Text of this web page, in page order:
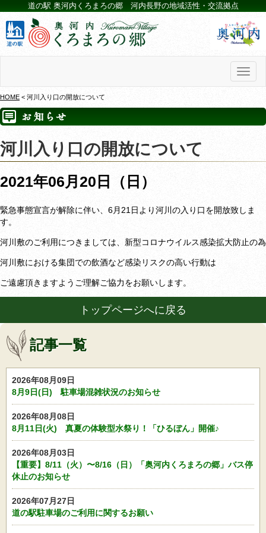
道の駅 奥河内くろまろの郷 河内長野の地域活性・交流拠点
HOME < 河川入り口の開放について
河川入り口の開放について
2021年06月20日（日）
緊急事態宣言が解除に伴い、6月21日より河川の入り口を開放致しま
す。
河川敷のご利用につきましては、新型コロナウイルス感染拡大防止の為
河川敷における集団での飲酒など感染リスクの高い行動は
ご遠慮頂きますようご理解ご協力をお願いします。
トップページへに戻る
記事一覧
2026年08月09日
8月9日(日) 駐車場混雑状況のお知らせ
2026年08月08日
8月11日(火) 真夏の体験型水祭り！「ひるぼん」開催♪
2026年08月03日
【重要】8/11（火）〜8/16（日）「奥河内くろまろの郷」バス停
休止のお知らせ
2026年07月27日
道の駅駐車場のご利用に関するお願い